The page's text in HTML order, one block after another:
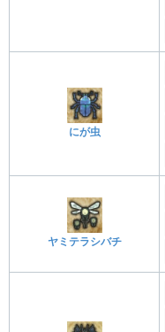
にが虫
ヤミテラシバチ